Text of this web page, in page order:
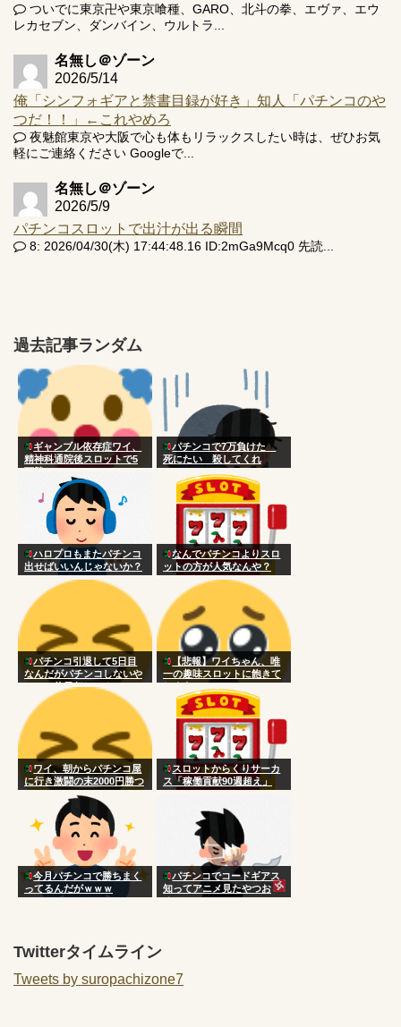
ついでに東京卍や東京喰種、GARO、北斗の拳、エヴァ、エウ
レカセブン、ダンバイン、ウルトラ...
名無し＠ゾーン
2026/5/14
俺「シンフォギアと禁書目録が好き」知人「パチンコのや
つだ！！」←これやめろ
夜魅館東京や大阪で心も体もリラックスしたい時は、ぜひお気
軽にご連絡ください Googleで...
名無し＠ゾーン
2026/5/9
パチンコスロットで出汁が出る瞬間
8: 2026/04/30(木) 17:44:48.16 ID:2mGa9Mcq0 先読...
過去記事ランダム
ギャンブル依存症ワイ、
精神科通院後スロットで5
万勝ち
パチンコで7万負けた
死にたい 殺してくれ
ハロプロもまたパチンコ
出せばいいんじゃないか？
なんでパチンコよりスロ
ットの方が人気なんや？
パチンコ引退して5日目
なんだがパチンコしないや
つって休日何してんの？
【悲報】ワイちゃん、唯
一の趣味スロットに飽きて
しまう
ワイ、朝からパチンコ屋
に行き激闘の末2000円勝つ
スロットからくりサーカ
ス「稼働貢献90週超え」
今月パチンコで勝ちまく
ってるんだがｗｗｗ
パチンコでコードギアス
知ってアニメ見たやつお
る？
Twitterタイムライン
Tweets by suropachizone7